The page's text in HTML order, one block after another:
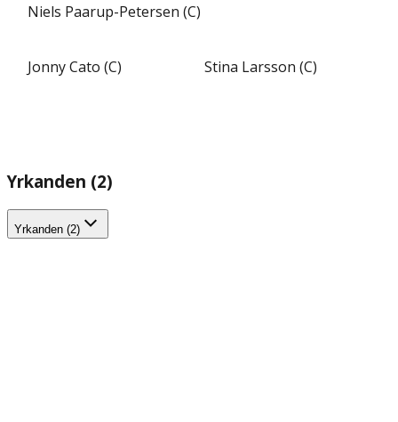
Niels Paarup-Petersen (C)
Jonny Cato (C) Stina Larsson (C)
Yrkanden (2)
Yrkanden (2)